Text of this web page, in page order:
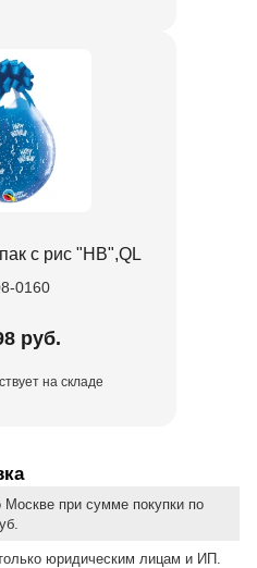
с рис "HB",QL
0160
руб.
на складе
Москве при сумме покупки по
юридическим лицам и ИП.